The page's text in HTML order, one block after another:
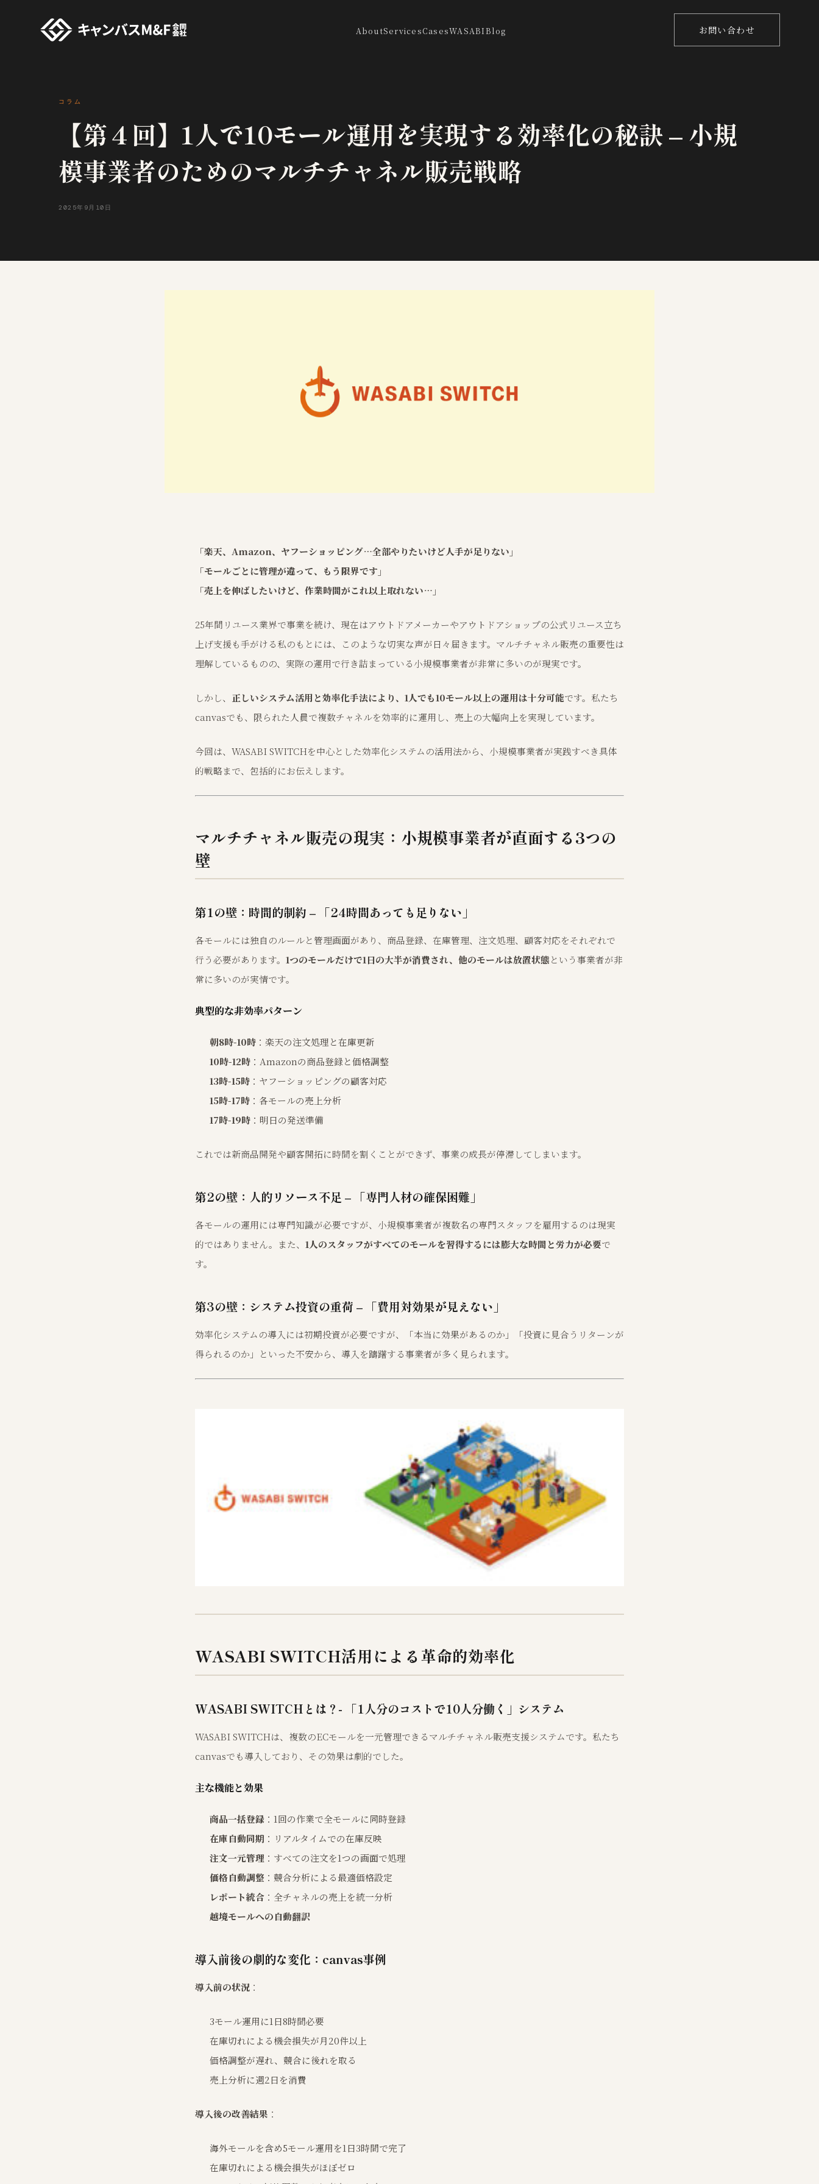
AboutServicesCasesWASABIBlog お問い合わせ
コラム
【第４回】1人で10モール運用を実現する効率化の秘訣 – 小規
模事業者のためのマルチチャネル販売戦略
2025年9月10日
「楽天、Amazon、ヤフーショッピング…全部やりたいけど人手が足りない」
「モールごとに管理が違って、もう限界です」
「売上を伸ばしたいけど、作業時間がこれ以上取れない…」
25年間リユース業界で事業を続け、現在はアウトドアメーカーやアウトドアショップの公式リユース立ち
上げ支援も手がける私のもとには、このような切実な声が日々届きます。マルチチャネル販売の重要性は
理解しているものの、実際の運用で行き詰まっている小規模事業者が非常に多いのが現実です。
しかし、 正しいシステム活用と効率化手法により、1人でも10モール以上の運用は十分可能です。私たち
canvasでも、限られた人員で複数チャネルを効率的に運用し、売上の大幅向上を実現しています。
今回は、WASABI SWITCHを中心とした効率化システムの活用法から、小規模事業者が実践すべき具体
的戦略まで、包括的にお伝えします。
マルチチャネル販売の現実：小規模事業者が直面する3つの
壁
第1の壁：時間的制約 – 「24時間あっても足りない」
各モールには独自のルールと管理画面があり、商品登録、在庫管理、注文処理、顧客対応をそれぞれで
行う必要があります。 1つのモールだけで1日の大半が消費され、他のモールは放置状態という事業者が非
常に多いのが実情です。
典型的な非効率パターン
朝8時-10時 ：楽天の注文処理と在庫更新
10時-12時 ：Amazonの商品登録と価格調整
13時-15時 ：ヤフーショッピングの顧客対応
15時-17時 ：各モールの売上分析
17時-19時 ：明日の発送準備
これでは新商品開発や顧客開拓に時間を割くことができず、事業の成長が停滞してしまいます。
第2の壁：人的リソース不足 – 「専門人材の確保困難」
各モールの運用には専門知識が必要ですが、小規模事業者が複数名の専門スタッフを雇用するのは現実
的ではありません。また、 1人のスタッフがすべてのモールを習得するには膨大な時間と労力が必要で
す。
第3の壁：システム投資の重荷 – 「費用対効果が見えない」
効率化システムの導入には初期投資が必要ですが、「本当に効果があるのか」「投資に見合うリターンが
得られるのか」といった不安から、導入を躊躇する事業者が多く見られます。
WASABI SWITCH活用による革命的効率化
WASABI SWITCHとは？- 「1人分のコストで10人分働く」システム
WASABI SWITCHは、複数のECモールを一元管理できるマルチチャネル販売支援システムです。私たち
canvasでも導入しており、その効果は劇的でした。
主な機能と効果
商品一括登録 ：1回の作業で全モールに同時登録
在庫自動同期 ：リアルタイムでの在庫反映
注文一元管理 ：すべての注文を1つの画面で処理
価格自動調整 ：競合分析による最適価格設定
レポート統合 ：全チャネルの売上を統一分析
越境モールへの自動翻訳
導入前後の劇的な変化：canvas事例
導入前の状況 ：
3モール運用に1日8時間必要
在庫切れによる機会損失が月20件以上
価格調整が遅れ、競合に後れを取る
売上分析に週2日を消費
導入後の改善結果 ：
海外モールを含め5モール運用を1日3時間で完了
在庫切れによる機会損失がほぼゼロ